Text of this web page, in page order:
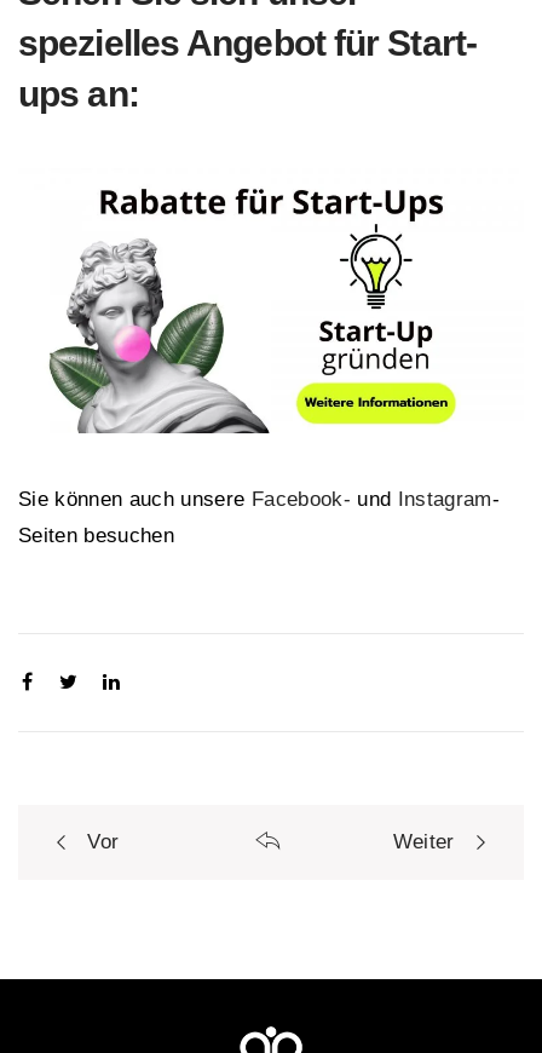
spezielles Angebot für Start-
ups an:
Sie können auch unsere Facebook- und Instagram-
Seiten besuchen
Vor Weiter